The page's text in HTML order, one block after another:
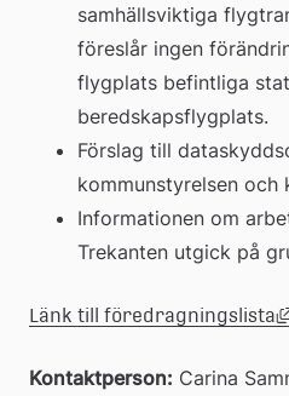
samhällsviktiga
föreslår ingen
flygplats befintliga
beredskapsflygplats.
Förslag till
kommunstyrelsen och
Informationen om
Trekanten utgick på
Länk till föredragningslista
Kontaktperson: Carina